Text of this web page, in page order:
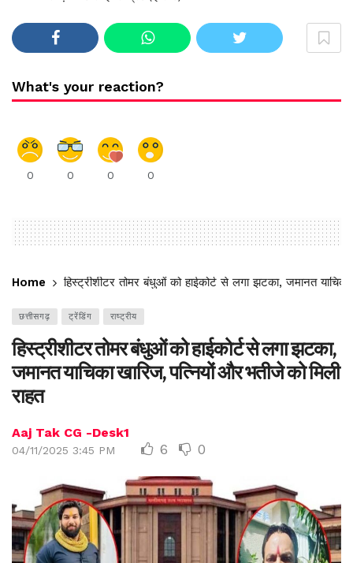
What's your reaction?
0 0 0 0
Home हिस्ट्रीशीटर तोमर बंधुओं को हाईकोर्ट से लगा झटका, जमानत
छत्तीसगढ़ ट्रेंडिंग राष्ट्रीय
हिस्ट्रीशीटर तोमर बंधुओं को हाईकोर्ट से लगा झटका,
जमानत याचिका खारिज, पत्नियों और भतीजे को मिली
राहत
Aaj Tak CG -Desk1
04/11/2025 3:45 PM 6 0